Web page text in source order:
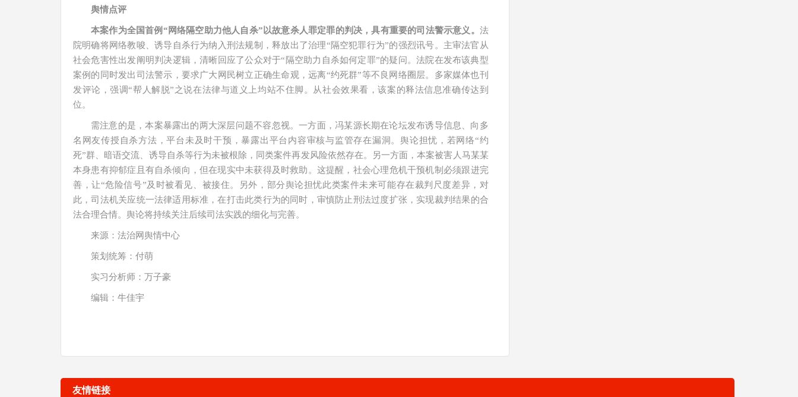
舆情点评
本案作为全国首例“网络隔空助力他人自杀”以故意杀人罪定罪的判决，具有重要的司法警示意义。 法
院明确将网络教唆、诱导自杀行为纳入刑法规制，释放出了治理“隔空犯罪行为”的强烈讯号。主审法官从
社会危害性出发阐明判决逻辑，清晰回应了公众对于“隔空助力自杀如何定罪”的疑问。法院在发布该典型
案例的同时发出司法警示，要求广大网民树立正确生命观，远离“约死群”等不良网络圈层。多家媒体也刊
发评论，强调“帮人解脱”之说在法律与道义上均站不住脚。从社会效果看，该案的释法信息准确传达到
位。
需注意的是，本案暴露出的两大深层问题不容忽视。一方面，冯某源长期在论坛发布诱导信息、向多
名网友传授自杀方法，平台未及时干预，暴露出平台内容审核与监管存在漏洞。舆论担忧，若网络“约
死”群、暗语交流、诱导自杀等行为未被根除，同类案件再发风险依然存在。另一方面，本案被害人马某某
本身患有抑郁症且有自杀倾向，但在现实中未获得及时救助。这提醒，社会心理危机干预机制必须跟进完
善，让“危险信号”及时被看见、被接住。另外，部分舆论担忧此类案件未来可能存在裁判尺度差异，对
此，司法机关应统一法律适用标准，在打击此类行为的同时，审慎防止刑法过度扩张，实现裁判结果的合
法合理合情。舆论将持续关注后续司法实践的细化与完善。
来源：法治网舆情中心
策划统筹：付萌
实习分析师：万子豪
编辑：牛佳宇
友情链接